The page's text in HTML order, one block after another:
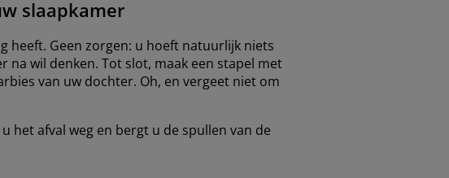
slaapkamer
heeft. Geen zorgen: u hoeft natuurlijk niets
na wil denken. Tot slot, maak een stapel met
van uw dochter. Oh, en vergeet niet om
het afval weg en bergt u de spullen van de